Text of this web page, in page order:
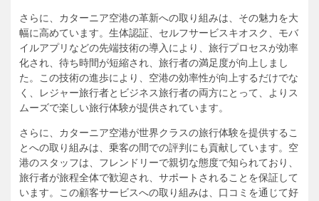
さらに、カターニア空港の革新への取り組みは、その魅力を大
幅に高めています。生体認証、セルフサービスキオスク、モバ
イルアプリなどの先端技術の導入により、旅行プロセスが効率
化され、待ち時間が短縮され、旅行者の満足度が向上しまし
た。この技術の進歩により、空港の効率性が向上するだけでな
く、レジャー旅行者とビジネス旅行者の両方にとって、よりス
ムーズで楽しい旅行体験が提供されています。
さらに、カターニア空港が世界クラスの旅行体験を提供するこ
とへの取り組みは、乗客の間での評判にも貢献しています。空
港のスタッフは、フレンドリーで親切な態度で知られており、
旅行者が旅程全体で歓迎され、サポートされることを保証して
います。この顧客サービスへの取り組みは、口コミを通じて好